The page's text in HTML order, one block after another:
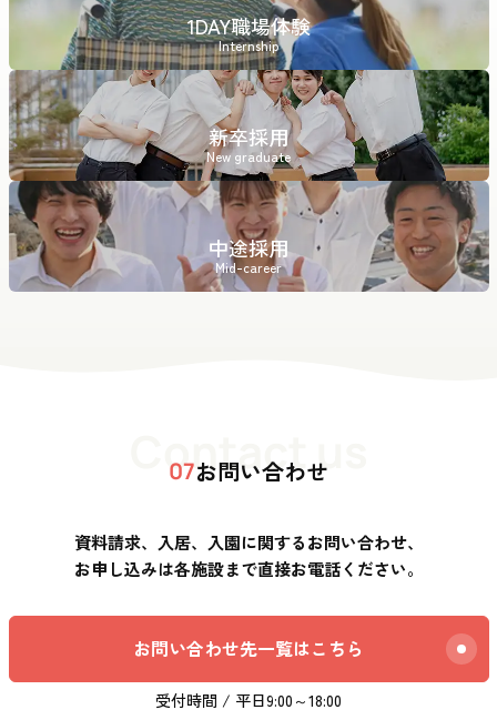
1DAY職場体験
Internship
新卒採用
New graduate
中途採用
Mid-career
Contact us
07お問い合わせ
資料請求、入居、入園に関するお問い合わせ、
お申し込みは各施設まで直接お電話ください。
お問い合わせ先一覧はこちら
受付時間 / 平日9:00～18:00